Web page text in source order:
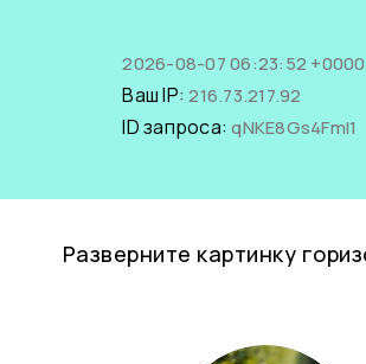
2026-08-07 06:23:52 +0000
Ваш IP:216.73.217.92
ID запроса:qNKE8Gs4FmI1
Разверните картинку